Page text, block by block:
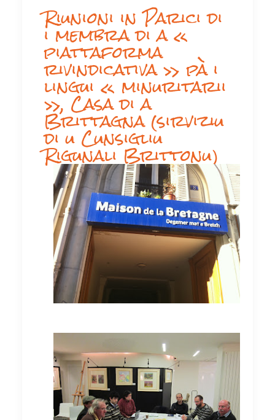
Riunioni in Parici di
i membra di a «
piattaforma
rivindicativa » pà i
lingui « minuritarii
», Casa di a
Brittagna (sirviziu
di u Cunsigliu
Rigunali Brittonu)